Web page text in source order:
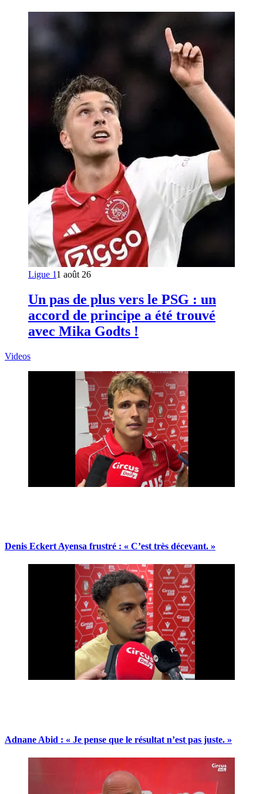
Ligue 11 août 26
Un pas de plus vers le PSG : un
accord de principe a été trouvé
avec Mika Godts !
Videos
Denis Eckert Ayensa frustré : « C’est très décevant. »
Adnane Abid : « Je pense que le résultat n’est pas juste. »